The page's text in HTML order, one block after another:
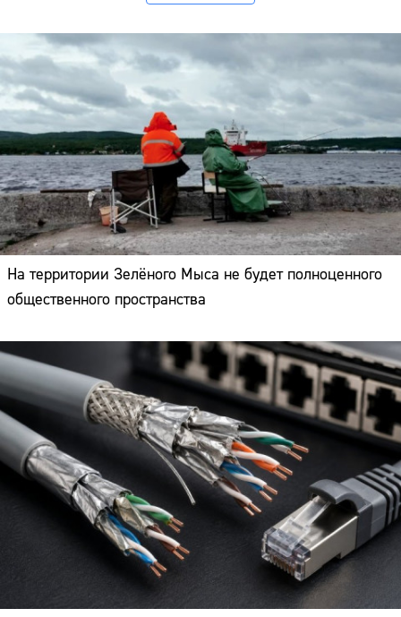
На территории Зелёного Мыса не будет полноценного
общественного пространства